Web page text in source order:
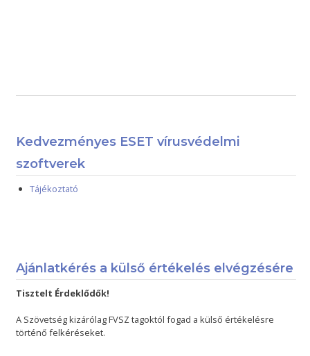
Kedvezményes ESET vírusvédelmi
szoftverek
Tájékoztató
Ajánlatkérés a külső értékelés elvégzésére
Tisztelt Érdeklődők!
A Szövetség kizárólag FVSZ tagoktól fogad a külső értékelésre
történő felkéréseket.